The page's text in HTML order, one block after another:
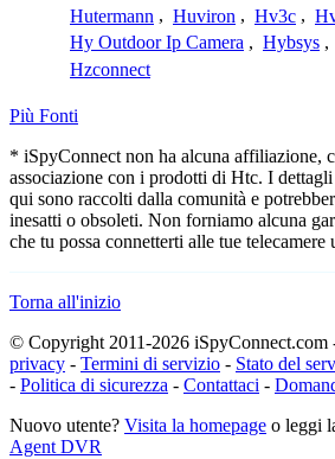
Hutermann , Huviron , Hv3c ,
Hy Outdoor Ip Camera , Hybsys ,
Hzconnect
Più Fonti
* iSpyConnect non ha alcuna affiliazione,
associazione con i prodotti di Htc. I
qui sono raccolti dalla comunità e
inesatti o obsoleti. Non forniamo alcuna
che tu possa connetterti alle tue
Torna all'inizio
© Copyright 2011-2026 iSpyConnect.com
privacy - Termini di servizio - Stato del
- Politica di sicurezza - Contattaci -
Nuovo utente? Visita la homepage o leggi
Agent DVR